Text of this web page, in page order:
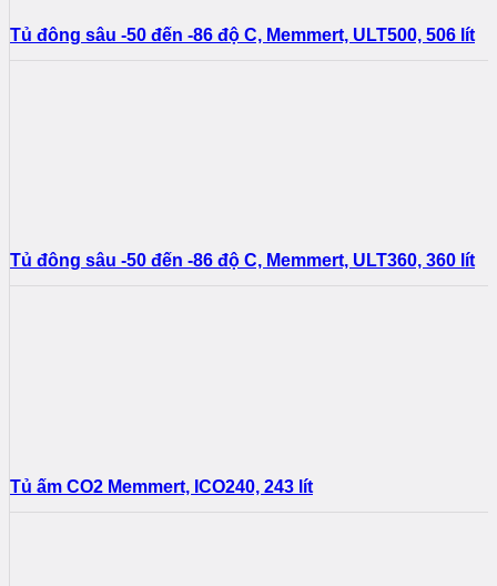
Tủ đông sâu -50 đến -86 độ C, Memmert, ULT500, 506 lít
Tủ đông sâu -50 đến -86 độ C, Memmert, ULT360, 360 lít
Tủ ấm CO2 Memmert, ICO240, 243 lít